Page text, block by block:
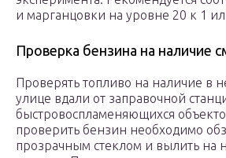
и марганцовки на уровне 20 к 1
Проверка бензина на наличие
Проверять топливо на наличие в
улице вдали от заправочной
быстровоспламеняющихся
проверить бензин необходимо
прозрачным стеклом и вылить на